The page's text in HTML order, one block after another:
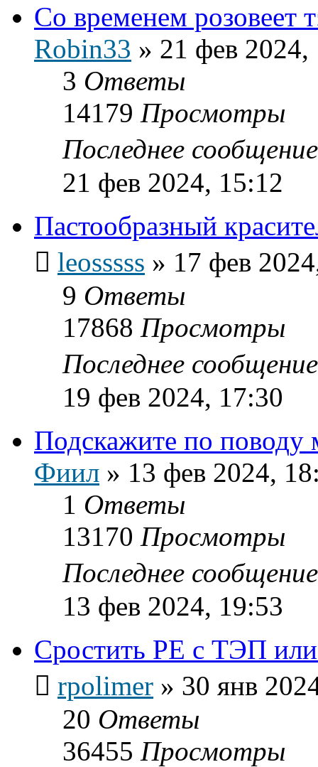
Со временем розовеет
Robin33 » 21 фев 2024,
3 Ответы
14179 Просмотры
Последнее
21 фев 2024, 15:12
Пастообразный
leosssss » 17 фев
9 Ответы
17868 Просмотры
Последнее
19 фев 2024, 17:30
Подскажите по
Фиил » 13 фев 2024,
1 Ответы
13170 Просмотры
Последнее
13 фев 2024, 19:53
Сростить PE c ТЭП
rpolimer » 30 янв
20 Ответы
36455 Просмотры